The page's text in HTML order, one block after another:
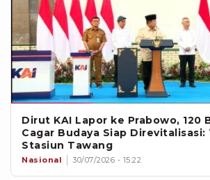
Dirut KAI Lapor ke Prabowo, 120
Cagar Budaya Siap Direvitalisasi:
Stasiun Tawang
Nasional 30/07/2026 - 15:22